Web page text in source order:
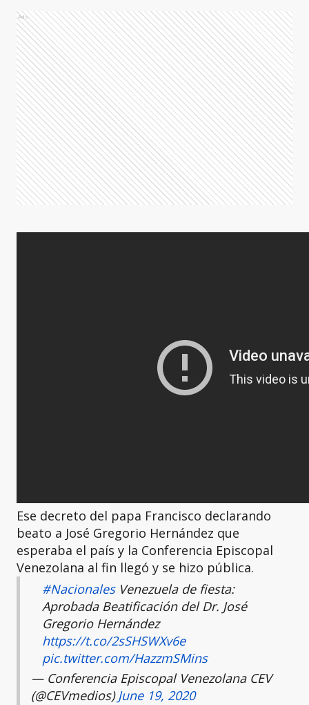
Ads
Ese decreto del papa Francisco declarando
beato a José Gregorio Hernández que
esperaba el país y la Conferencia Episcopal
Venezolana al fin llegó y se hizo pública.
#NacionalesVenezuela de fiesta:
Aprobada Beatificación del Dr. José
Gregorio Hernández
https://t.co/2sSHSWXv6e
pic.twitter.com/HazzmSMins
— Conferencia Episcopal Venezolana CEV
(@CEVmedios) June 19, 2020